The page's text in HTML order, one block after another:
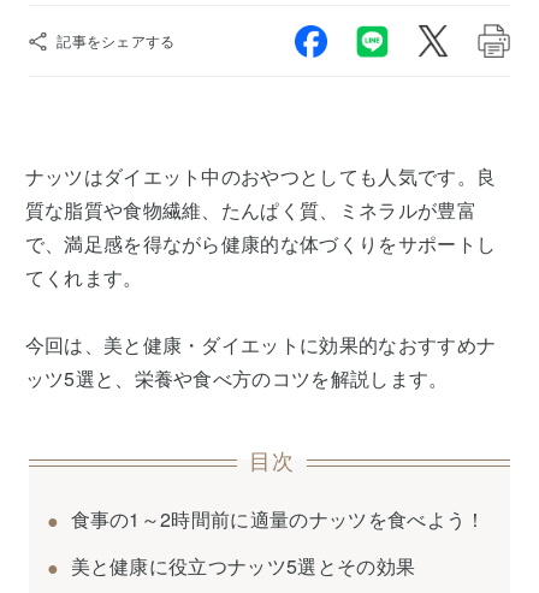
記事をシェアする
ナッツはダイエット中のおやつとしても人気です。良
質な脂質や食物繊維、たんぱく質、ミネラルが豊富
で、満足感を得ながら健康的な体づくりをサポートし
てくれます。
今回は、美と健康・ダイエットに効果的なおすすめナ
ッツ5選と、栄養や食べ方のコツを解説します。
目次
食事の1～2時間前に適量のナッツを食べよう！
美と健康に役立つナッツ5選とその効果